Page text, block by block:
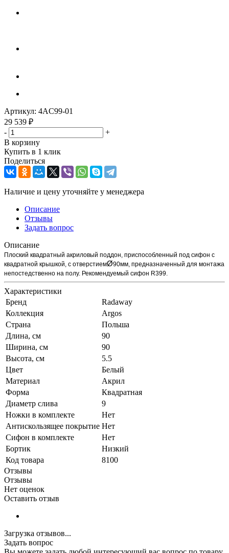
Артикул: 4AC99-01
29 539 ₽
-
+
В корзину
Купить в 1 клик
Поделиться
Наличие и цену уточняйте у менеджера
Описание
Отзывы
Задать вопрос
Описание
Плоский квадратный акриловый поддон, приспособленный под сифон с
квадратной крышкой, с отверстиемØ90мм, предназначенный для монтажа
непостедственно на полу. Рекомендуемый сифон R399.
Характеристики
Бренд
Radaway
Коллекция
Argos
Страна
Польша
Длина, см
90
Ширина, см
90
Высота, см
5.5
Цвет
Белый
Материал
Акрил
Форма
Квадратная
Диаметр слива
9
Ножки в комплекте
Нет
Антискользящее покрытие Нет
Сифон в комплекте
Нет
Бортик
Низкий
Код товара
8100
Отзывы
Отзывы
Нет оценок
Оставить отзыв
Загрузка отзывов...
Задать вопрос